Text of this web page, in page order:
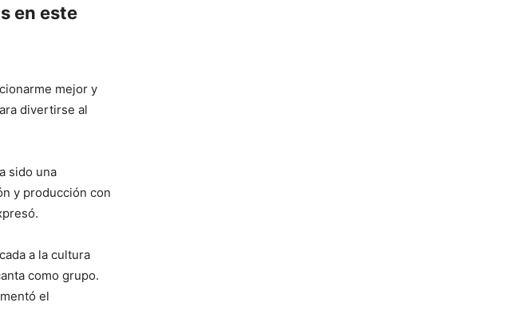
en este
mejor y
divertirse al
sido una
y producción con
a la cultura
como grupo.
el